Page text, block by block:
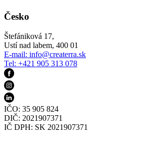
Česko
Štefániková 17,
Ustí nad labem, 400 01
E-mail: info@createrra.sk
Tel: +421 905 313 078
IČO: 35 905 824
DIČ: 2021907371
IČ DPH: SK 2021907371